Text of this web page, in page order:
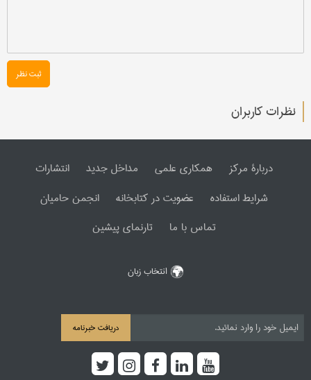
ثبت نظر
نظرات کاربران
دربارۀ مرکز همکاری علمی مداخل جدید
انتشارات
شرایط استفاده
عضویت در کتابخانه
انجمن حامیان
تماس با ما
تارنمای پیشین
انتخاب زبان
دریافت خبرنامه